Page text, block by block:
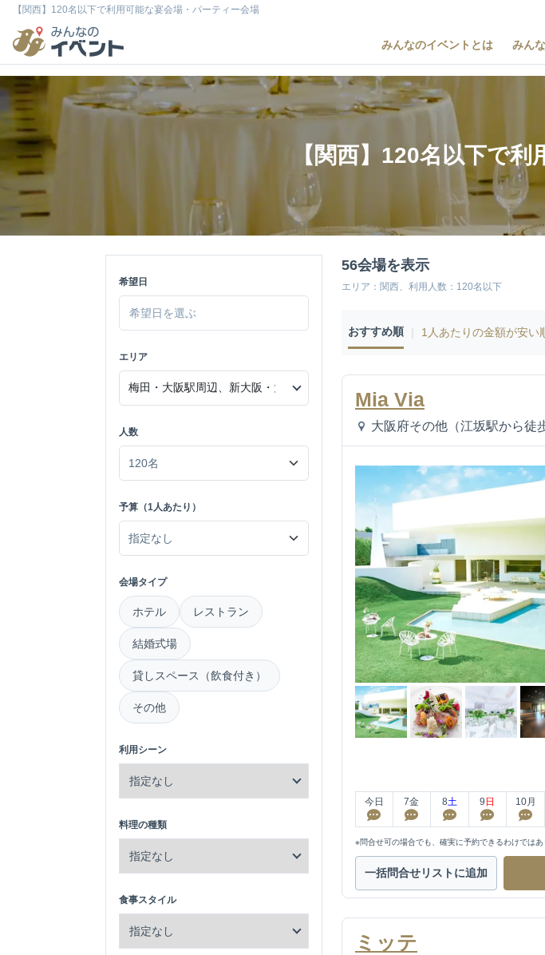
【関西】120名以下で利用可能な宴会場・パーティー会場
みんなのイベントとは みん
【関西】120名以下で
希望日
エリア
人数
予算（1人あたり）
会場タイプ
ホテル レストラン
結婚式場
貸しスペース（飲食付き）
その他
利用シーン
料理の種類
食事スタイル
56会場を表示
エリア：関西、利用人数：120名以下
おすすめ順 1人あたりの金額が安い
Mia Via
大阪府その他（江坂駅から徒
今日 7金 8土 9 日 10月
※問合せ可の場合でも、確実に予約できるわけではあ
一括問合せリストに追加
ミッテ